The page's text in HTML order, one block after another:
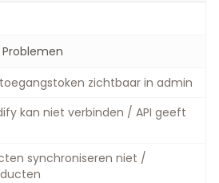
zichtbaar in admin
kan niet verbinden / API geeft
synchroniseren niet /